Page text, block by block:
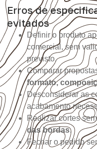
Erros de
evitados
Definir o produto
comercial, sem
previsto.
Comparar
formato,
Desconsiderar as
acabamento
Realizar cortes
das bordas.
Fechar o pedido